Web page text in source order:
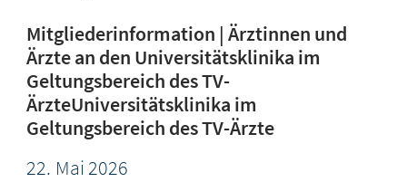
Mitgliederinformation | Ärztinnen und
Ärzte an den Universitätsklinika im
Geltungsbereich des TV-
ÄrzteUniversitätsklinika im
Geltungsbereich des TV-Ärzte
22. Mai2026